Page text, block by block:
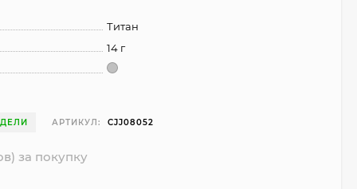
Титан
14 г
АРТИКУЛ: CJJ08052
за покупку